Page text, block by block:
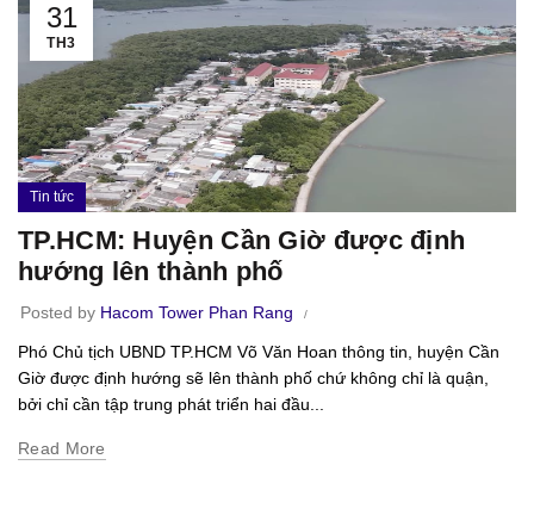
31
TH3
Tin tức
TP.HCM: Huyện Cần Giờ được định
hướng lên thành phố
Posted by Hacom Tower Phan Rang
Phó Chủ tịch UBND TP.HCM Võ Văn Hoan thông tin, huyện Cần
Giờ được định hướng sẽ lên thành phố chứ không chỉ là quận,
bởi chỉ cần tập trung phát triển hai đầu...
Read More